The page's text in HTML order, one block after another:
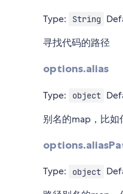
Type: String
寻找代码的路径
options.alias
Type: object
别名的map，比如
Type: object